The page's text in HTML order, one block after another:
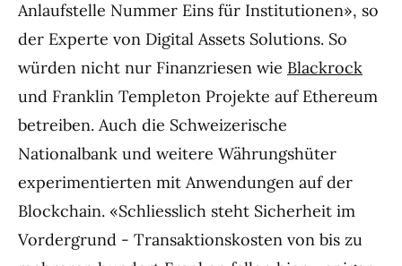
Anlaufstelle Nummer Eins für Institutionen», so
der Experte von Digital Assets Solutions. So
würden nicht nur Finanzriesen wie Blackrock
und Franklin Templeton Projekte auf Ethereum
betreiben. Auch die Schweizerische
Nationalbank und weitere Währungshüter
experimentierten mit Anwendungen auf der
Blockchain. «Schliesslich steht Sicherheit im
Vordergrund - Transaktionskosten von bis zu